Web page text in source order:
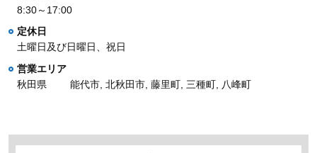
8:30～17:00
定休日
土曜日及び日曜日、祝日
営業エリア
秋田県
能代市, 北秋田市, 藤里町, 三種町, 八峰町